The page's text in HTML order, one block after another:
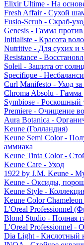
Elixir Ultime - На
Fresh Affair - Сухой
Fusio-Scrub - Скраб-
Genesis - Гамма
Initialiste - Красота
Nutritive - Для сухих и
Resistance -
Soleil - Защита от
Specifique -
Curl Manifesto - Уход
Chroma Absolu -
Symbiose - Роскошный
Premiere - Очищение
Aura Botanica -
Keune (Голландия)
Keune Semi Color -
аммиака
Keune Tinta Color -
Keune Care - Уход
1922 by J.M. Keune -
Keune - Оксиды,
Keune Style -
Keune Color
L'Oreal Professionnel
Blond Studio - Полная
L'Oreal Professionnel -
Dia Light - Кислотный